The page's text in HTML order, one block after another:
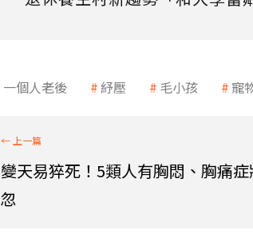
一個人老後 紓壓 毛小孩 寵
變天易猝死！5類人有胸悶、胸痛
忽